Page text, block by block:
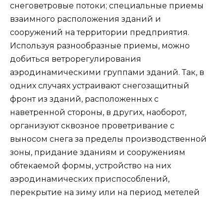
снеговетровые потоки; специальные приемы
взаимного расположения зданий и
сооружений на территории предприятия.
Используя разнообразные приемы, можно
добиться ветрорегулирования
аэродинамическими группами зданий. Так, в
одних случаях устраивают снегозащитный
фронт из зданий, расположенных с
наветренной стороны, в других, наоборот,
организуют сквозное проветривание с
выносом снега за пределы производственной
зоны, придание зданиям и сооружениям
обтекаемой формы, устройство на них
аэродинамических приспособлений,
перекрытие на зиму или на период метелей